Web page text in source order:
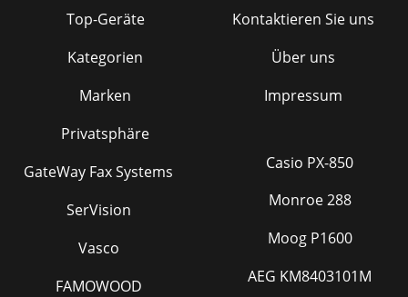
Top-Geräte
Kategorien
Marken
Privatsphäre
Kontaktieren Sie uns
Über uns
Impressum
GateWay Fax Systems
SerVision
Vasco
FAMOWOOD
Casio PX-850
Monroe 288
Moog P1600
AEG KM8403101M